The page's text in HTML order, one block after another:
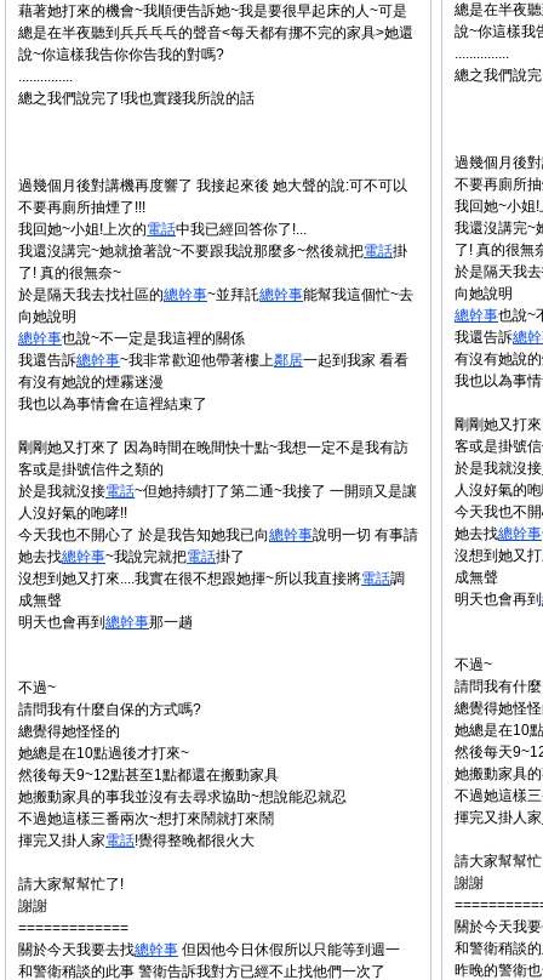
總是在半夜
說~你這樣我
...............
總之我們說
過幾個月後
不要再廁所
我回她~小姐!
我還沒講完~
了! 真的很無
於是隔天我
向她說明
總幹事也說~
我還告訴總
有沒有她說
我也以為事
剛剛她又打
客或是掛號
於是我就沒接
人沒好氣的
今天我也不
她去找總幹事
沒想到她又
成無聲
明天也會再到
不過~
請問我有什
總覺得她怪
她總是在10
然後每天
她搬動家具
不過她這樣
揮完又掛人家
請大家幫幫
謝謝
關於今天我
和警衛稍談
昨晚的警衛
藉著她打來的機會~我順便告訴她~我是要很早起床的人~可是
總是在半夜聽到兵兵乓乓的聲音<每天都有挪不完的家具>她還
說~你這樣我告你你告我的對嗎?
...............
總之我們說完了!我也實踐我所說的話
過幾個月後對講機再度響了 我接起來後 她大聲的說:可不可以
不要再廁所抽煙了!!!
我回她~小姐!上次的電話中我已經回答你了!...
我還沒講完~她就搶著說~不要跟我說那麼多~然後就把電話掛
了! 真的很無奈~
於是隔天我去找社區的總幹事~並拜託總幹事能幫我這個忙~去
向她說明
總幹事也說~不一定是我這裡的關係
我還告訴總幹事~我非常歡迎他帶著樓上鄰居一起到我家 看看
有沒有她說的煙霧迷漫
我也以為事情會在這裡結束了
剛剛她又打來了 因為時間在晚間快十點~我想一定不是我有訪
客或是掛號信件之類的
於是我就沒接電話~但她持續打了第二通~我接了 一開頭又是讓
人沒好氣的咆哮!!
今天我也不開心了 於是我告知她我已向總幹事說明一切 有事請
她去找總幹事~我說完就把電話掛了
沒想到她又打來....我實在很不想跟她揮~所以我直接將電話調
成無聲
明天也會再到 總幹事那一趟
不過~
請問我有什麼自保的方式嗎?
總覺得她怪怪的
她總是在10點過後才打來~
然後每天9~12點甚至1點都還在搬動家具
她搬動家具的事我並沒有去尋求協助~想說能忍就忍
不過她這樣三番兩次~想打來鬧就打來鬧
揮完又掛人家電話!覺得整晚都很火大
請大家幫幫忙了!
謝謝
=============
關於今天我要去找總幹事 但因他今日休假所以只能等到週一
和警衛稍談的此事 警衛告訴我對方已經不止找他們一次了